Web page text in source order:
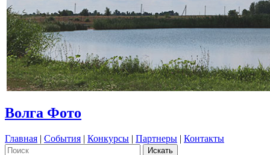
Волга Фото
Главная | События | Конкурсы | Партнеры | Контакты